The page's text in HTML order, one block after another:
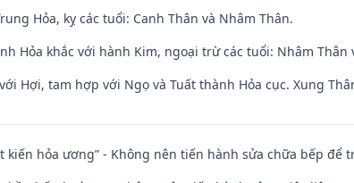
Hỏa, kỵ các tuổi: Canh Thân và Nhâm Thân.
Hỏa khắc với hành Kim, ngoại trừ các tuổi: Nhâm
Hợi, tam hợp với Ngọ và Tuất thành Hỏa cục. Xung
kiến hỏa ương” - Không nên tiến hành sửa chữa bếp để